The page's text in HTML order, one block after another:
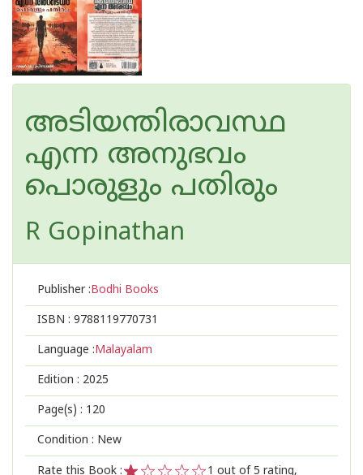
അടിയന്തിരാവസ്ഥ
എന്ന അനുഭവം
പൊരുളും പതിരും
R Gopinathan
Publisher :Bodhi Books
ISBN : 9788119770731
Language :Malayalam
Edition : 2025
Page(s) : 120
Condition : New
Rate this Book :
1 out of 5 rating,